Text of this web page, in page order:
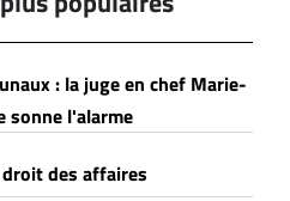
: la juge en chef Marie-
sonne l'alarme
droit des affaires